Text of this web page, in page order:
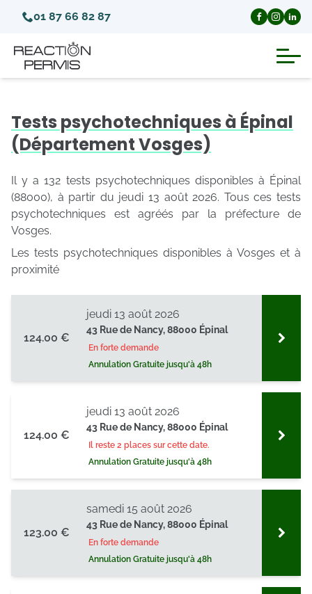
01 87 66 82 87
Invalidation du permis de conduire
Annulation du permis de conduire
Médecins agréés pour le permis
Visite médicale test psychotechnique
Tests psychotechniques à Épinal
(Département Vosges)
Il y a 132 tests psychotechniques disponibles à Épinal
(88000), à partir du jeudi 13 août 2026. Tous ces tests
psychotechniques est agréés par la préfecture de
Vosges.
Les tests psychotechniques disponibles à Vosges et à
proximité
124.00 €
43 Rue de Nancy, 88000 Épinal
En forte demande
Annulation Gratuite jusqu'à 48h
jeudi 13 août 2026
124.00 €
43 Rue de Nancy, 88000 Épinal
Il reste 2 places sur cette date.
Annulation Gratuite jusqu'à 48h
jeudi 13 août 2026
123.00 €
43 Rue de Nancy, 88000 Épinal
En forte demande
Annulation Gratuite jusqu'à 48h
samedi 15 août 2026